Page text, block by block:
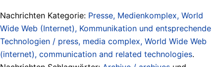
Nachrichten Kategorie: Presse, Medienkomplex, World
Wide Web (Internet), Kommunikation und entsprechende
Technologien / press, media complex, World Wide Web
(internet), communication and related technologies.